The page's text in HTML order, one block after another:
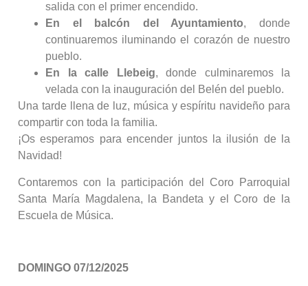
salida con el primer encendido.
En el balcón del Ayuntamiento, donde
continuaremos iluminando el corazón de nuestro
pueblo.
En la calle Llebeig, donde culminaremos la
velada con la inauguración del Belén del pueblo.
Una tarde llena de luz, música y espíritu navideño para
compartir con toda la familia.
¡Os esperamos para encender juntos la ilusión de la
Navidad!
Contaremos con la participación del Coro Parroquial
Santa María Magdalena, la Bandeta y el Coro de la
Escuela de Música.
DOMINGO 07/12/2025